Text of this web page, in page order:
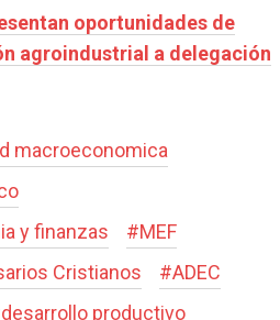
oportunidades de
agroindustrial a delegación
macroeconomica
y finanzas #MEF
Cristianos #ADEC
desarrollo productivo